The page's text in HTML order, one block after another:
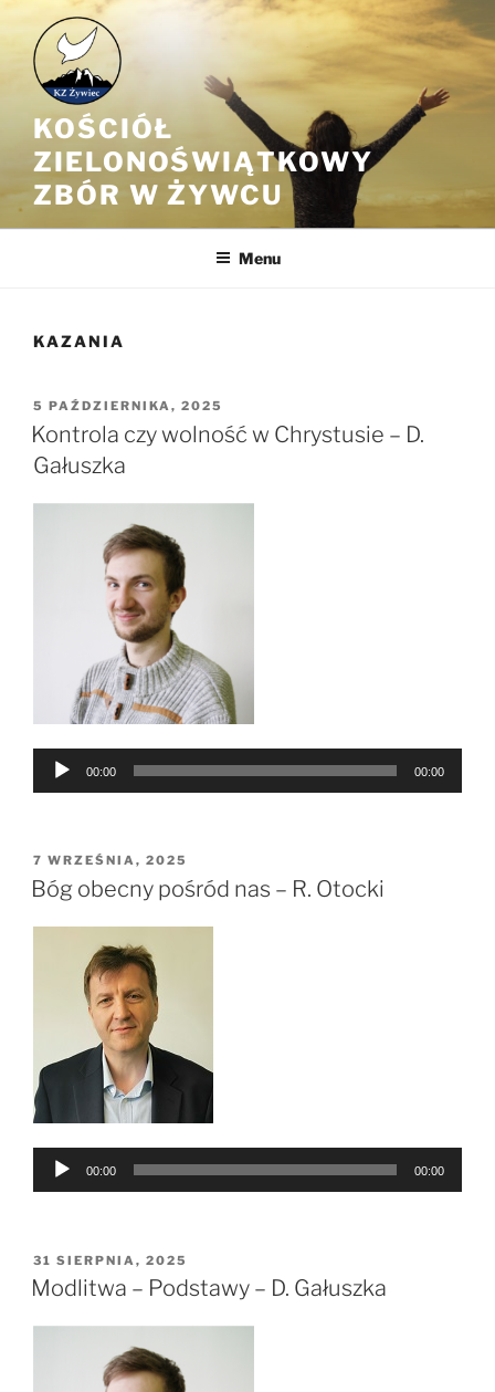
Przejdź
do
treści
KOŚCIÓŁ
ZIELONOŚWIĄTKOWY
ZBÓR W ŻYWCU
Menu
KAZANIA
OPUBLIKOWANE
W
5 PAŹDZIERNIKA, 2025
Kontrola czy wolność w Chrystusie – D.
Gałuszka
Odtwarzacz
00:00 00:00
OPUBLIKOWANE
W
7 WRZEŚNIA, 2025
Bóg obecny pośród nas – R. Otocki
Odtwarzacz
00:00 00:00
OPUBLIKOWANE
W
31 SIERPNIA, 2025
Modlitwa – Podstawy – D. Gałuszka